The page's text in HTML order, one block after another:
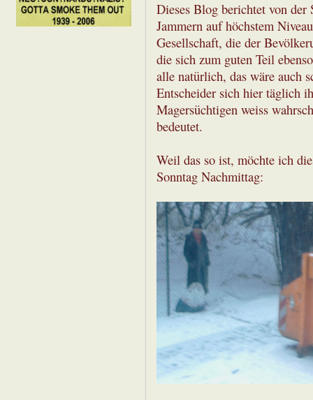
Dieses Blog berichtet von der
Jammern auf höchstem
Gesellschaft, die der
die sich zum guten Teil
alle natürlich, das wäre auch
Entscheider sich hier täglich
Magersüchtigen weiss
bedeutet.
Weil das so ist, möchte ich
Sonntag Nachmittag: